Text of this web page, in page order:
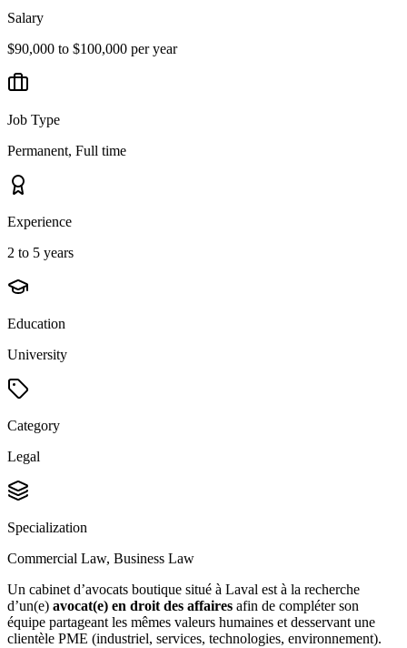
Salary
$90,000 to $100,000 per year
Job Type
Permanent, Full time
Experience
2 to 5 years
Education
University
Category
Legal
Specialization
Commercial Law, Business Law
Un cabinet d’avocats boutique situé à Laval est à la recherche
d’un(e) avocat(e) en droit des affaires afin de compléter son
équipe partageant les mêmes valeurs humaines et desservant une
clientèle PME (industriel, services, technologies, environnement).